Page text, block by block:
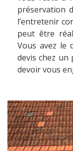
préservation
l’entretenir
peut être
Vous avez le
devis chez un
devoir vous